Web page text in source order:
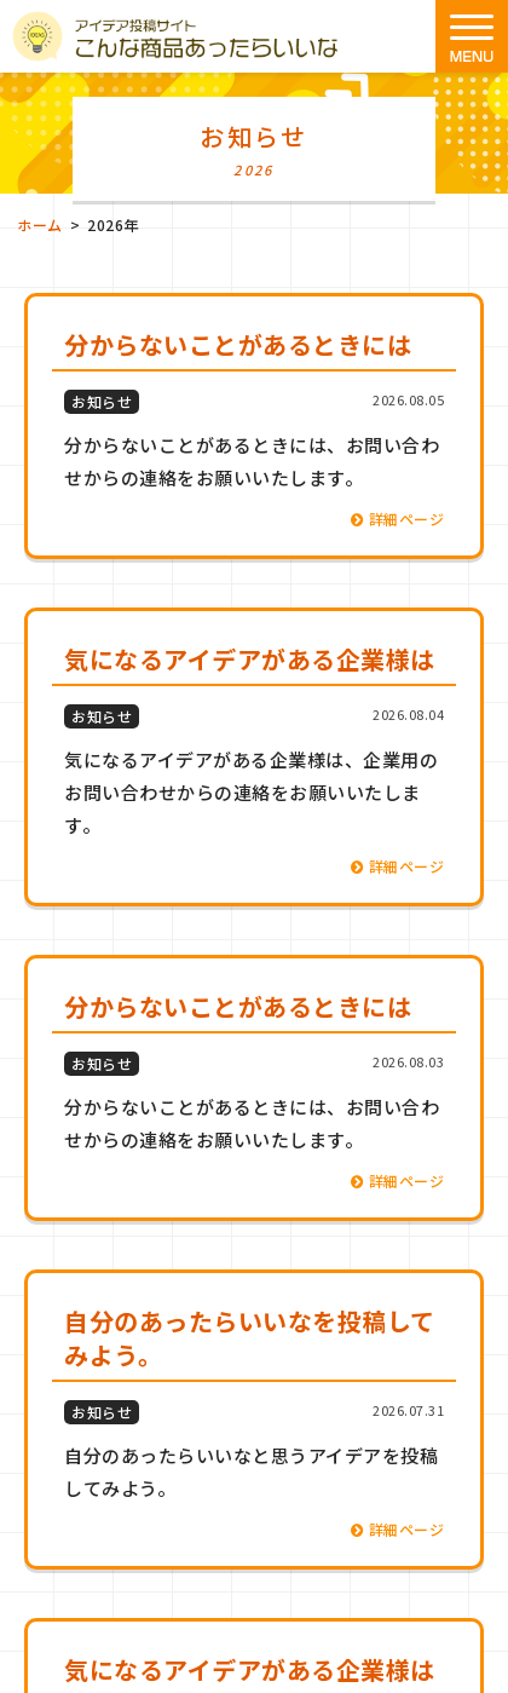
お知らせ
2026
ホーム > 2026年
分からないことがあるときには
お知らせ 2026.08.05
分からないことがあるときには、お問い合わ
せからの連絡をお願いいたします。
詳細ページ
気になるアイデアがある企業様は
お知らせ 2026.08.04
気になるアイデアがある企業様は、企業用の
お問い合わせからの連絡をお願いいたしま
す。
詳細ページ
分からないことがあるときには
お知らせ 2026.08.03
分からないことがあるときには、お問い合わ
せからの連絡をお願いいたします。
詳細ページ
自分のあったらいいなを投稿して
みよう。
お知らせ 2026.07.31
自分のあったらいいなと思うアイデアを投稿
してみよう。
詳細ページ
気になるアイデアがある企業様は